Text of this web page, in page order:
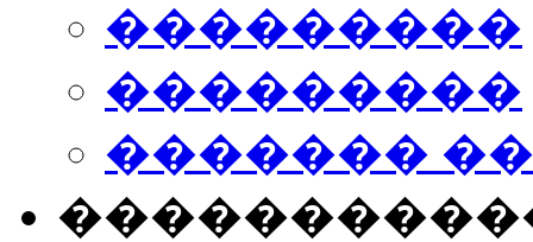
���������
���������
�������